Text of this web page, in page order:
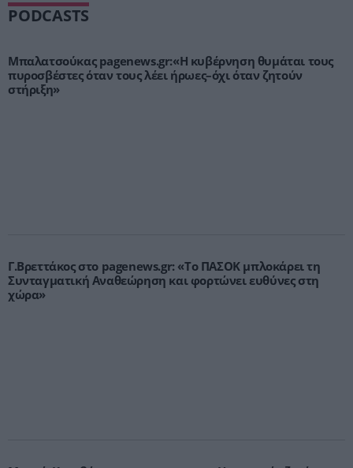
PODCASTS
Μπαλατσούκας pagenews.gr:«Η κυβέρνηση θυμάται τους
πυροσβέστες όταν τους λέει ήρωες–όχι όταν ζητούν
στήριξη»
Γ.Βρεττάκος στο pagenews.gr: «Το ΠΑΣΟΚ μπλοκάρει τη
Συνταγματική Αναθεώρηση και φορτώνει ευθύνες στη
χώρα»